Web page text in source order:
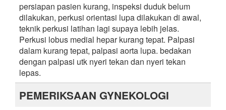
persiapan pasien kurang, inspeksi duduk belum
dilakukan, perkusi orientasi lupa dilakukan di awal,
teknik perkusi latihan lagi supaya lebih jelas.
Perkusi lobus medial hepar kurang tepat. Palpasi
dalam kurang tepat, palpasi aorta lupa. bedakan
dengan palpasi utk nyeri tekan dan nyeri tekan
lepas.
PEMERIKSAAN GYNEKOLOGI